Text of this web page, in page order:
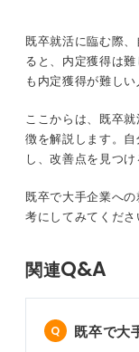
既卒就活に臨む際
ると、内定獲得は
も内定獲得が難しい
ここからは、既卒
徴を解説します。
し、改善点を見つけ
既卒で大手企業へ
考にしてみてくださ
関連Q&A
既卒で大